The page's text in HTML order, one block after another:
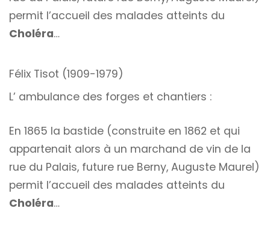
permit l’accueil des malades atteints du
Choléra…
Félix Tisot (1909-1979)
L’ ambulance des forges et chantiers :
En 1865 la bastide (construite en 1862 et qui
appartenait alors à un marchand de vin de la
rue du Palais, future rue Berny, Auguste Maurel)
permit l’accueil des malades atteints du
Choléra…